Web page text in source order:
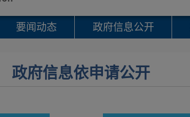
要闻动态 政府信息公开
政府信息依申请公开